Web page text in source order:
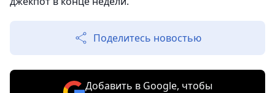
Поделитесь новостью
Добавить в Google, чтобы